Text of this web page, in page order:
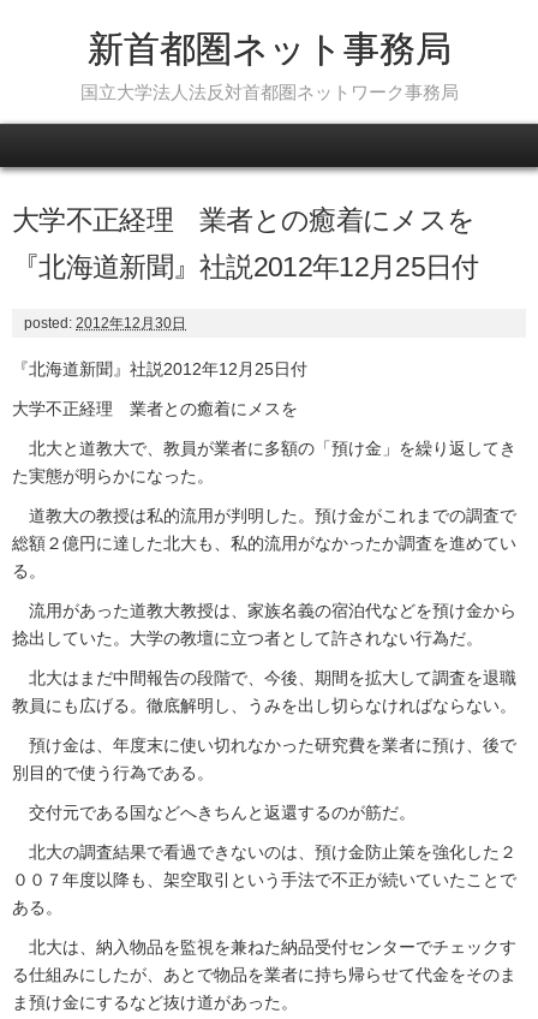
新首都圏ネット事務局
国立大学法人法反対首都圏ネットワーク事務局
大学不正経理 業者との癒着にメスを
『北海道新聞』社説2012年12月25日付
posted: 2012年12月30日
『北海道新聞』社説2012年12月25日付
大学不正経理 業者との癒着にメスを
北大と道教大で、教員が業者に多額の「預け金」を繰り返してき
た実態が明らかになった。
道教大の教授は私的流用が判明した。預け金がこれまでの調査で
総額２億円に達した北大も、私的流用がなかったか調査を進めてい
る。
流用があった道教大教授は、家族名義の宿泊代などを預け金から
捻出していた。大学の教壇に立つ者として許されない行為だ。
北大はまだ中間報告の段階で、今後、期間を拡大して調査を退職
教員にも広げる。徹底解明し、うみを出し切らなければならない。
預け金は、年度末に使い切れなかった研究費を業者に預け、後で
別目的で使う行為である。
交付元である国などへきちんと返還するのが筋だ。
北大の調査結果で看過できないのは、預け金防止策を強化した２
００７年度以降も、架空取引という手法で不正が続いていたことで
ある。
北大は、納入物品を監視を兼ねた納品受付センターでチェックす
る仕組みにしたが、あとで物品を業者に持ち帰らせて代金をそのま
ま預け金にするなど抜け道があった。